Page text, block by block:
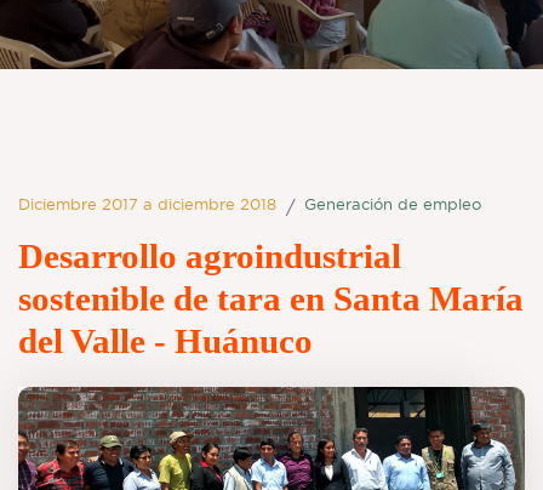
Diciembre 2017 a diciembre 2018 / Generación de empleo
Desarrollo agroindustrial
sostenible de tara en Santa María
del Valle - Huánuco